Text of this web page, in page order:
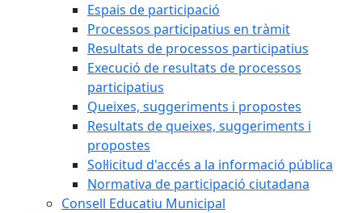
Espais de participació
Processos participatius en tràmit
Resultats de processos participatius
Execució de resultats de processos
participatius
Queixes, suggeriments i propostes
Resultats de queixes, suggeriments i
propostes
Sol·licitud d'accés a la informació pública
Normativa de participació ciutadana
Consell Educatiu Municipal